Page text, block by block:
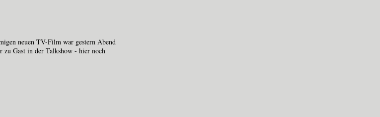
neuen TV-Film war gestern Abend
zu Gast in der Talkshow - hier noch